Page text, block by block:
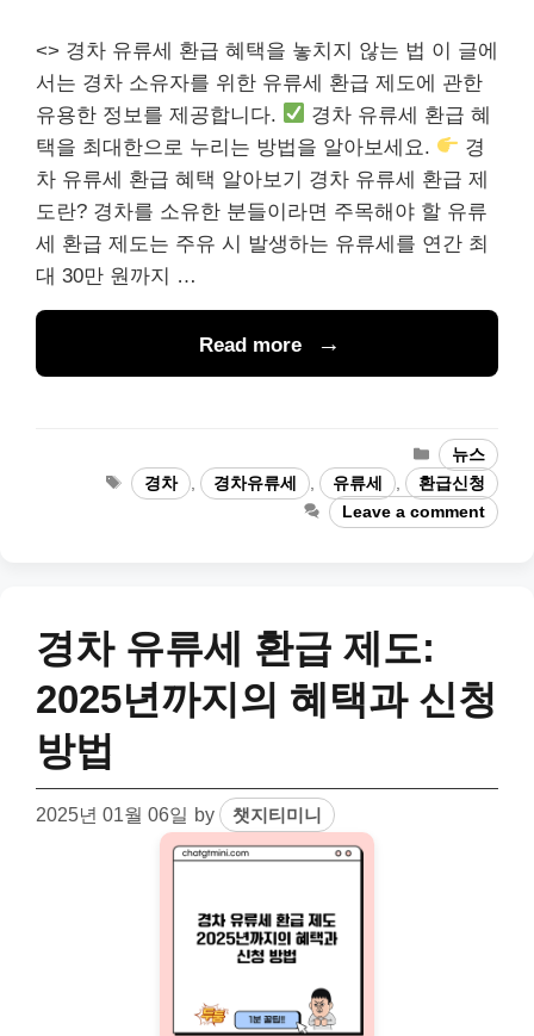
<> 경차 유류세 환급 혜택을 놓치지 않는 법 이 글에
서는 경차 소유자를 위한 유류세 환급 제도에 관한
유용한 정보를 제공합니다.
경차 유류세 환급 혜
택을 최대한으로 누리는 방법을 알아보세요.
경
차 유류세 환급 혜택 알아보기 경차 유류세 환급 제
도란? 경차를 소유한 분들이라면 주목해야 할 유류
세 환급 제도는 주유 시 발생하는 유류세를 연간 최
대 30만 원까지 …
Read more
Categories
뉴스
Tags경차 경차유류세 유류세
환급신청
Leave a comment
경차 유류세 환급 제도:
2025년까지의 혜택과 신청
방법
2025년 01월 06일 by 챗지티미니